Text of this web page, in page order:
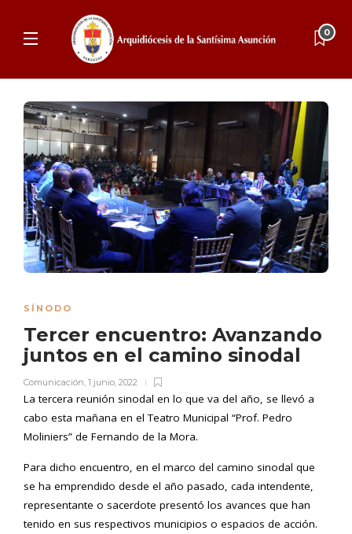
0
SÍNODO
Tercer encuentro: Avanzando
juntos en el camino sinodal
Comunicación, 1 junio, 2022
La tercera reunión sinodal en lo que va del año, se llevó a
cabo esta mañana en el Teatro Municipal “Prof. Pedro
Moliniers” de Fernando de la Mora.
Para dicho encuentro, en el marco del camino sinodal que
se ha emprendido desde el año pasado, cada intendente,
representante o sacerdote presentó los avances que han
tenido en sus respectivos municipios o espacios de acción.